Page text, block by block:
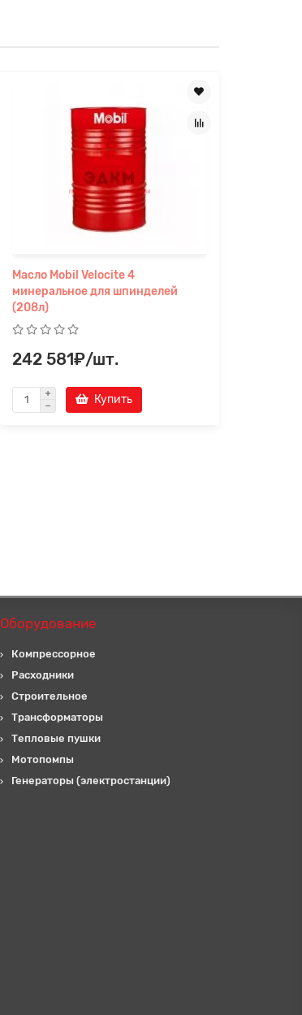
Масло Mobil Velocite 4
минеральное для шпинделей
(208л)
242 581₽/шт.
Купить
Оборудование
Компрессорное
Расходники
Строительное
Трансформаторы
Тепловые пушки
Мотопомпы
Генераторы (электростанции)